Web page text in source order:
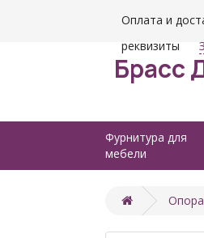
Оплата и
реквизиты
Брасс
Фурнитура для
мебели